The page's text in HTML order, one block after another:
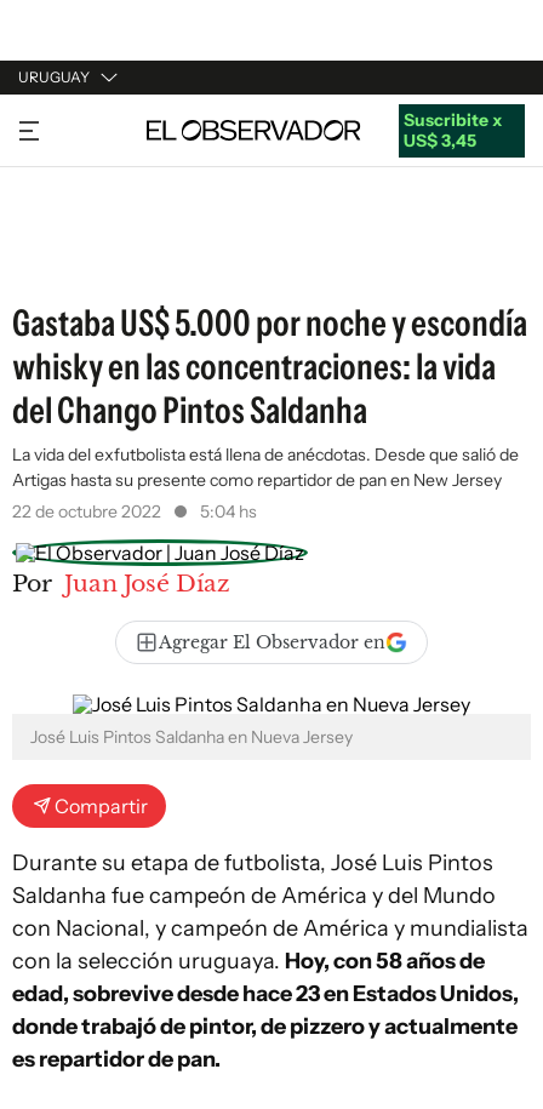
URUGUAY
URUGUAY
ARGENTINA
Suscribite x
US$ 3,45
Gastaba US$ 5.000 por noche y escondía
whisky en las concentraciones: la vida
del Chango Pintos Saldanha
La vida del exfutbolista está llena de anécdotas. Desde que salió de
Artigas hasta su presente como repartidor de pan en New Jersey
22 de octubre 2022
5:04 hs
Por Juan José Díaz
Agregar El Observador en
José Luis Pintos Saldanha en Nueva Jersey
Compartir
Durante su etapa de futbolista, José Luis Pintos
Saldanha fue campeón de América y del Mundo
con Nacional, y campeón de América y mundialista
con la selección uruguaya. Hoy, con 58 años de
edad, sobrevive desde hace 23 en Estados Unidos,
donde trabajó de pintor, de pizzero y actualmente
es repartidor de pan.